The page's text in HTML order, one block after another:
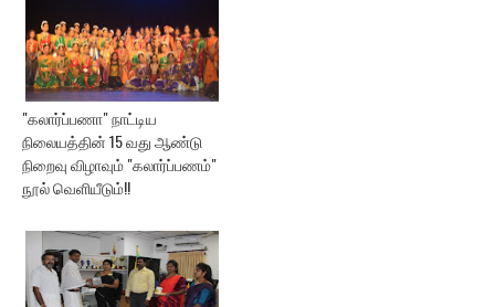
"கலார்ப்பணா" நாட்டிய
நிலையத்தின் 15 வது ஆண்டு
நிறைவு விழாவும் "கலார்ப்பணம்"
நூல் வெளியீடும்!!